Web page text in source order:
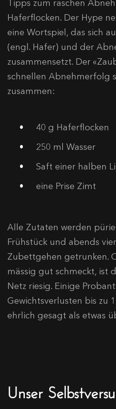
Tipps zum raschen
Haferflocken. Der Hype
eine Wortspiel, das sich
(engl. Hafer) und der
zusammensetzt. Der
schnellen Abnehmerfolg
zusammen:
40 g Haferflocken
250 ml Wasser
Saft einer halben
eine Prise Zimt
Alle Zutaten werden
Frühstück und abends
Zubettgehen getrunken.
mässig gut schmeckt, ist
Netz riesig. Einige
Gewichtsverlusten bis zu
ehrlich gesagt als etwas
Unser